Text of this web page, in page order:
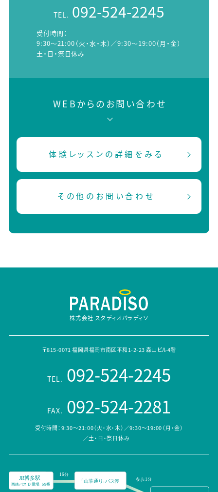
TEL. 092-524-2245
受付時間：
9:30～21:00（火・水・木）／9:30～19:00（月・金）
土・日・祭日休み
WEBからのお問い合わせ
体験レッスンの詳細をみる
その他のお問い合わせ
株式会社 スタディオパラディソ
〒815-0071 福岡県福岡市南区平和1-2-23 森山ビル4階
TEL. 092-524-2245
FAX. 092-524-2281
受付時間：9:30～21:00（火・水・木）／9:30～19:00（月・金）
／土・日・祭日休み